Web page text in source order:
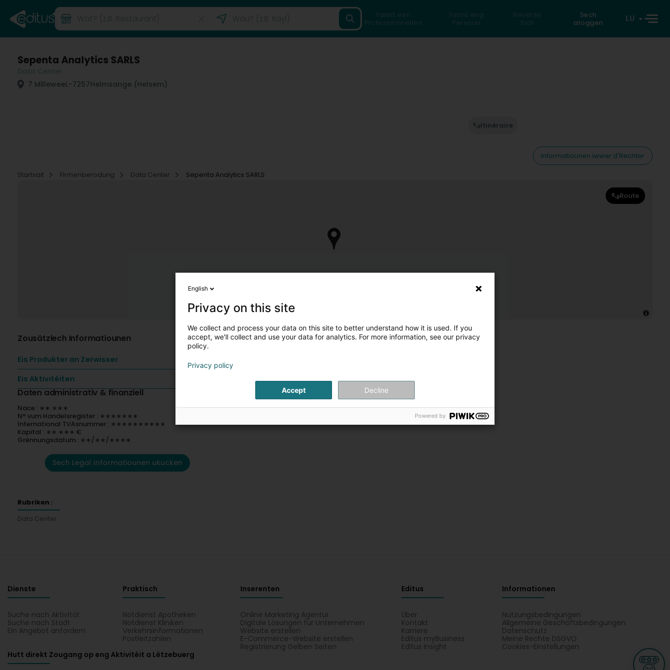
Fannt een
Professionnellen
Fannt eng
Persoun
Reverse
Sich
Sech
aloggen
LU
Sepenta Analytics SARLS
7 MilleweeL-7257Helmsange (Helsem)
Itinéraire
Informatiounen iwwer d'Rechter
Startsäit
Firmenberodung Data Center Sepenta Analytics SARLS
Route
Zousätzlech Informatiounen
Eis Produkter an Zerwisser
Eis Aktivitéiten
Daten administrativ & finanziell
Nace : ∗∗.∗∗∗
N° vum Handelsregister : ∗∗∗∗∗∗∗
International TVAsnummer : ∗∗∗∗∗∗∗∗∗∗
Kapital : ∗∗ ∗∗∗ €
Grënnungsdatum : ∗∗/∗∗/∗∗∗∗
Sech Legal Informatiounen ukucken
Rubriken :
Data Center
Dienste
Suche nach Aktivität
Suche nach Stadt
Ein Angebot anfordern
Praktisch
Notdienst Apotheken
Notdienst Kliniken
Verkehrsinformationen
Postleitzahlen
Inserenten
Online Marketing Agentur
Digitale Lösungen für Unternehmen
Website erstellen
E-Commerce-Website erstellen
Registrierung Gelben Seiten
Editus
Über
Kontakt
Karriere
Editus myBusiness
Editus Insight
Informationen
Nutzungsbedingungen
Allgemeine Geschäftsbedingungen
Datenschutz
Meine Rechte DSGVO
Cookies-Einstellungen
Hutt direkt Zougang op eng Aktivitéit a Lëtzebuerg
English
Privacy on this site
We collect and process your data on this site to better understand how it is used. If you
accept, we'll collect and use your data for analytics. For more information, see our privacy
policy.
Privacy policy
Accept Decline
Powered by